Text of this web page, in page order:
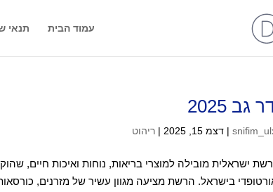
עמוד הבית תנאי
גב 2025
|דצמ 15, 2025 |ריהוט
בישראל. הרשת מציעה מגוון עשיר של מזרנים,